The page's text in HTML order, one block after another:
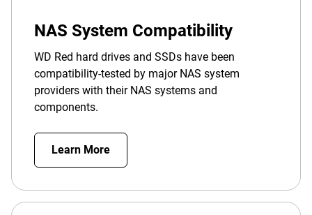
NAS System Compatibility
WD Red hard drives and SSDs have been
compatibility-tested by major NAS system
providers with their NAS systems and
components.
Learn More